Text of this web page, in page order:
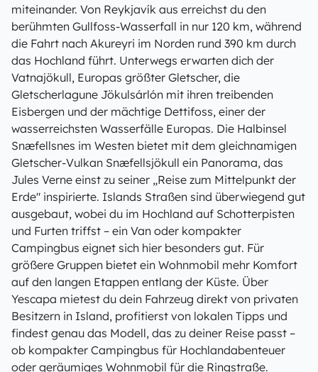
miteinander. Von Reykjavík aus erreichst du den
berühmten Gullfoss-Wasserfall in nur 120 km, während
die Fahrt nach Akureyri im Norden rund 390 km durch
das Hochland führt. Unterwegs erwarten dich der
Vatnajökull, Europas größter Gletscher, die
Gletscherlagune Jökulsárlón mit ihren treibenden
Eisbergen und der mächtige Dettifoss, einer der
wasserreichsten Wasserfälle Europas. Die Halbinsel
Snæfellsnes im Westen bietet mit dem gleichnamigen
Gletscher-Vulkan Snæfellsjökull ein Panorama, das
Jules Verne einst zu seiner „Reise zum Mittelpunkt der
Erde" inspirierte. Islands Straßen sind überwiegend gut
ausgebaut, wobei du im Hochland auf Schotterpisten
und Furten triffst – ein Van oder kompakter
Campingbus eignet sich hier besonders gut. Für
größere Gruppen bietet ein Wohnmobil mehr Komfort
auf den langen Etappen entlang der Küste. Über
Yescapa mietest du dein Fahrzeug direkt von privaten
Besitzern in Island, profitierst von lokalen Tipps und
findest genau das Modell, das zu deiner Reise passt –
ob kompakter Campingbus für Hochlandabenteuer
oder geräumiges Wohnmobil für die Ringstraße.